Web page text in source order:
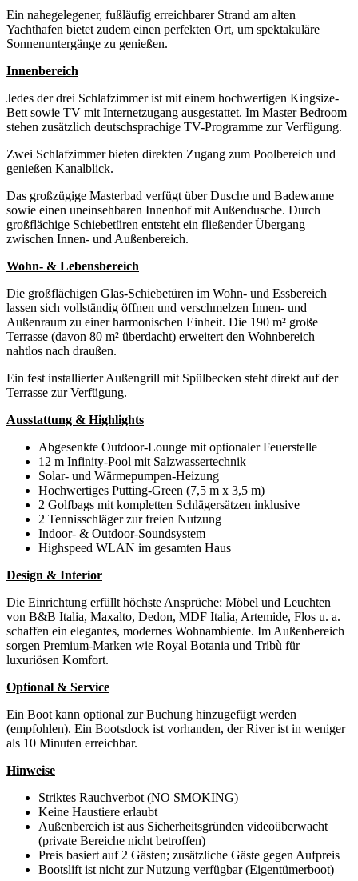
Ein nahegelegener, fußläufig erreichbarer Strand am alten
Yachthafen bietet zudem einen perfekten Ort, um spektakuläre
Sonnenuntergänge zu genießen.
Innenbereich
Jedes der drei Schlafzimmer ist mit einem hochwertigen Kingsize-
Bett sowie TV mit Internetzugang ausgestattet. Im Master Bedroom
stehen zusätzlich deutschsprachige TV-Programme zur Verfügung.
Zwei Schlafzimmer bieten direkten Zugang zum Poolbereich und
genießen Kanalblick.
Das großzügige Masterbad verfügt über Dusche und Badewanne
sowie einen uneinsehbaren Innenhof mit Außendusche. Durch
großflächige Schiebetüren entsteht ein fließender Übergang
zwischen Innen- und Außenbereich.
Wohn- & Lebensbereich
Die großflächigen Glas-Schiebetüren im Wohn- und Essbereich
lassen sich vollständig öffnen und verschmelzen Innen- und
Außenraum zu einer harmonischen Einheit. Die 190 m² große
Terrasse (davon 80 m² überdacht) erweitert den Wohnbereich
nahtlos nach draußen.
Ein fest installierter Außengrill mit Spülbecken steht direkt auf der
Terrasse zur Verfügung.
Ausstattung & Highlights
Abgesenkte Outdoor-Lounge mit optionaler Feuerstelle
12 m Infinity-Pool mit Salzwassertechnik
Solar- und Wärmepumpen-Heizung
Hochwertiges Putting-Green (7,5 m x 3,5 m)
2 Golfbags mit kompletten Schlägersätzen inklusive
2 Tennisschläger zur freien Nutzung
Indoor- & Outdoor-Soundsystem
Highspeed WLAN im gesamten Haus
Design & Interior
Die Einrichtung erfüllt höchste Ansprüche: Möbel und Leuchten
von B&B Italia, Maxalto, Dedon, MDF Italia, Artemide, Flos u. a.
schaffen ein elegantes, modernes Wohnambiente. Im Außenbereich
sorgen Premium-Marken wie Royal Botania und Tribù für
luxuriösen Komfort.
Optional & Service
Ein Boot kann optional zur Buchung hinzugefügt werden
(empfohlen). Ein Bootsdock ist vorhanden, der River ist in weniger
als 10 Minuten erreichbar.
Hinweise
Striktes Rauchverbot (NO SMOKING)
Keine Haustiere erlaubt
Außenbereich ist aus Sicherheitsgründen videoüberwacht
(private Bereiche nicht betroffen)
Preis basiert auf 2 Gästen; zusätzliche Gäste gegen Aufpreis
Bootslift ist nicht zur Nutzung verfügbar (Eigentümerboot)